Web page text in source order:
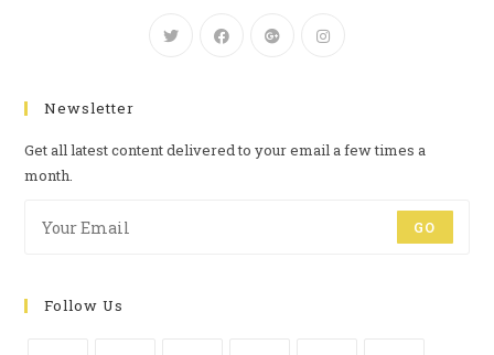
Newsletter
Get all latest content delivered to your email a few times a
month.
GO
Follow Us